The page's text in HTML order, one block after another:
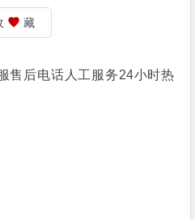
藏
售后电话人工服务24小时热